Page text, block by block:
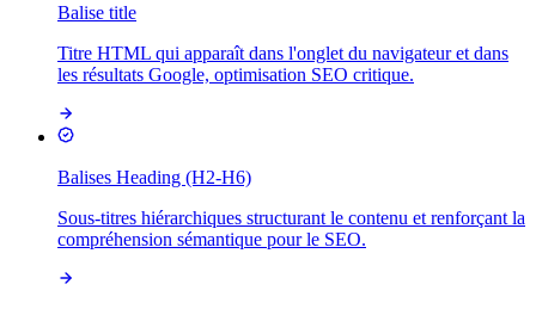
Balise title
Titre HTML qui apparaît dans l'onglet du navigateur et dans
les résultats Google, optimisation SEO critique.
Balises Heading (H2-H6)
Sous-titres hiérarchiques structurant le contenu et renforçant la
compréhension sémantique pour le SEO.